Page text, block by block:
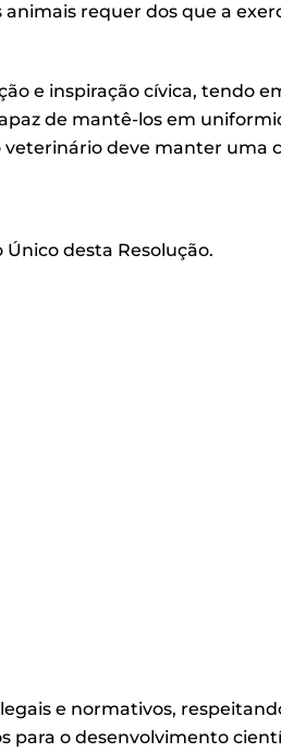
requer dos que a
e inspiração cívica, tendo
de mantê-los em
deve manter uma
desta Resolução.
e normativos,
o desenvolvimento